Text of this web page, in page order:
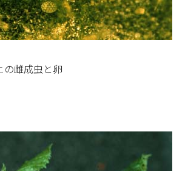
の雌成虫と卵